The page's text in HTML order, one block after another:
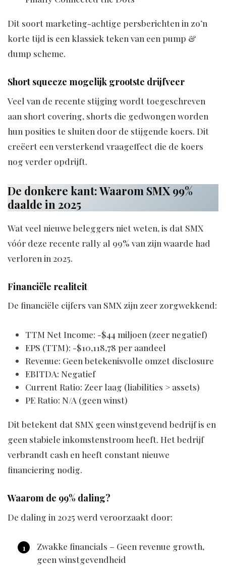
Dit soort marketing-achtige persberichten in zo’n
korte tijd is een klassiek teken van een pump &
dump scheme.
Short squeeze mogelijk grootste drijfveer
Veel van de recente stijging wordt toegeschreven
aan short covering, shorts die gedwongen worden
hun posities te sluiten door de stijgende koers. Dit
creëert een versterkend vraageffect die de koers
nog verder opdrijft.
De donkere kant: Waarom SMX 99%
daalde in 2025
Wat veel nieuwe beleggers niet weten, is dat SMX
vóór deze recente rally al 99% van zijn waarde had
verloren in 2025.
Financiële realiteit
De financiële cijfers van SMX zijn zeer zorgwekkend:
TTM Net Income: -$44 miljoen (zeer negatief)
EPS (TTM): -$10,118,78 per aandeel
Revenue: Geen betekenisvolle omzet disclosure
EBITDA: Negatief
Current Ratio: Zeer laag (liabilities > assets)
PE Ratio: N/A (geen winst)
Dit betekent dat SMX geen winstgevend bedrijf is en
geen stabiele inkomstenstroom heeft. Het bedrijf
verbrandt cash en heeft constant nieuwe
financiering nodig.
Waarom de 99% daling?
De daling in 2025 werd veroorzaakt door:
Zwakke financials – Geen revenue growth,
geen winstgevendheid